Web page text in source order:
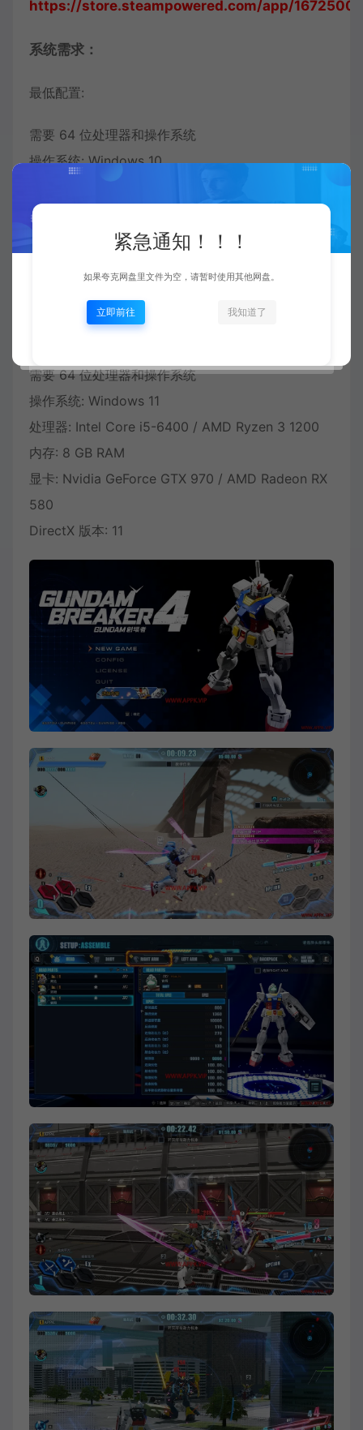
https://store.steampowered.com/app/1672500/
系统需求：
最低配置:
需要 64 位处理器和操作系统
操作系统: Windows 10
内存: 8 GB RAM
显卡: Nvidia GeForce GTX 760 / AMD Radeon RX
需要 64 位处理器和操作系统
操作系统: Windows 11
处理器: Intel Core i5-6400 / AMD Ryzen 3 1200
内存: 8 GB RAM
显卡: Nvidia GeForce GTX 970 / AMD Radeon RX
580
DirectX 版本: 11
紧急通知！！！
如果夸克网盘里文件为空，请暂时使用其他网盘。
立即前往 我知道了